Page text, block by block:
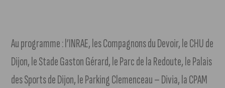
Au programme : l’INRAE, les Compagnons du Devoir, le CHU de
Dijon, le Stade Gaston Gérard, le Parc de la Redoute, le Palais
des Sports de Dijon, le Parking Clemenceau – Divia, la CPAM